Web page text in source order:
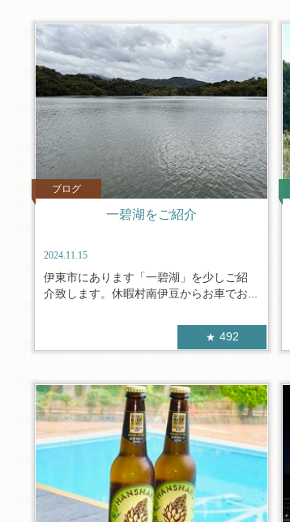
ブログ
一碧湖をご紹介
2024.11.15
伊東市にあります「一碧湖」を少しご紹
介致します。休暇村南伊豆からお車でお...
492